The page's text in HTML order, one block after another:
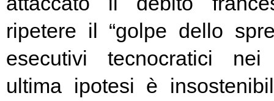
ripetere il “golpe dello
esecutivi tecnocratici
ultima ipotesi è